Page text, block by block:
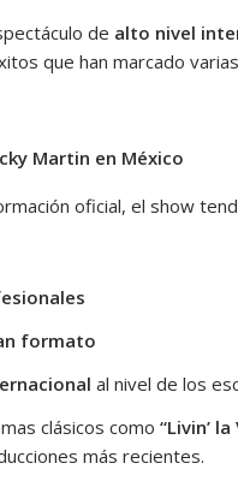
de alto nivel
que han marcado
Martin en México
oficial, el show
formato
al nivel de los
clásicos como “Livin’
más recientes.